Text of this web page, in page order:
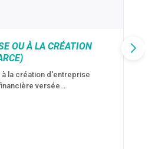
OU À LA CRÉATION
la création d'entreprise
versée…